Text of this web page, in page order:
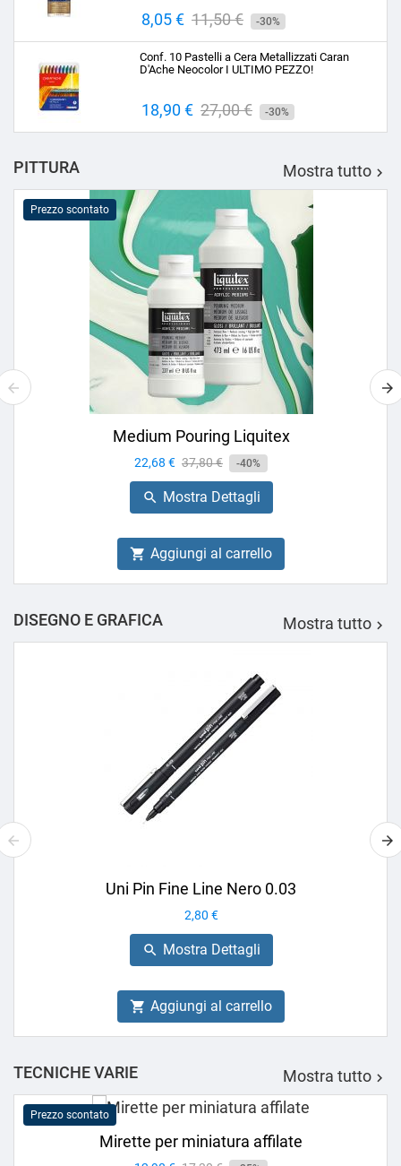
Prezzo
8,05 € Prezzo
base
11,50 € -30%
Conf. 10 Pastelli a Cera Metallizzati Caran
D'Ache Neocolor I ULTIMO PEZZO!
Prezzo
18,90 € Prezzo
base
27,00 € -30%
PITTURA Mostra tutto 
Prezzo scontato
Medium Pouring Liquitex
Prezzo
22,68 € Prezzo
base
37,80 € -40%
 Mostra Dettagli
 Aggiungi al carrello
DISEGNO E GRAFICA Mostra tutto 
Uni Pin Fine Line Nero 0.03
Prezzo
2,80 €
 Mostra Dettagli
 Aggiungi al carrello
TECNICHE VARIE Mostra tutto 
Prezzo scontato
Mirette per miniatura affilate